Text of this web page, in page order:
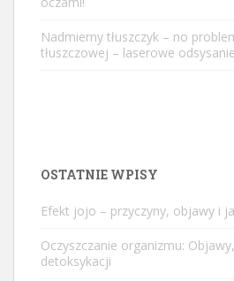
Nadmierny tłuszczyk – no
tłuszczowej – laserowe
OSTATNIE WPISY
Efekt jojo – przyczyny, objawy i
Oczyszczanie organizmu:
detoksykacji